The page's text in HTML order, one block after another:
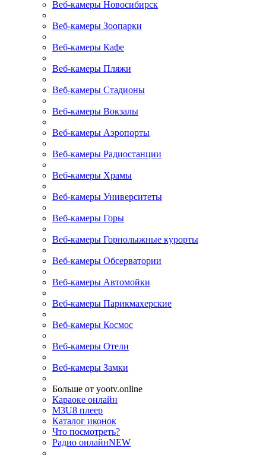
Веб-камеры Новосибирск
Веб-камеры Зоопарки
Веб-камеры Кафе
Веб-камеры Пляжи
Веб-камеры Стадионы
Веб-камеры Вокзалы
Веб-камеры Аэропорты
Веб-камеры Радиостанции
Веб-камеры Храмы
Веб-камеры Университеты
Веб-камеры Горы
Веб-камеры Горнолыжные курорты
Веб-камеры Обсерватории
Веб-камеры Автомойки
Веб-камеры Парикмахерские
Веб-камеры Космос
Веб-камеры Отели
Веб-камеры Замки
Больше от yootv.online
Караоке онлайн
M3U8 плеер
Каталог иконок
Что посмотреть?
Радио онлайнNEW